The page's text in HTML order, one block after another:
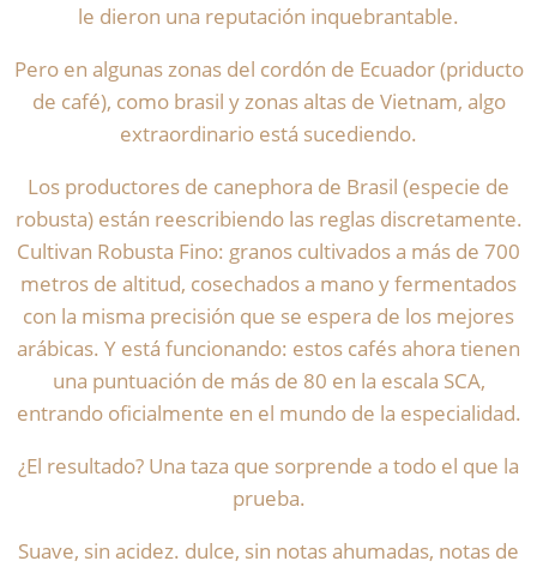
le dieron una reputación inquebrantable.
Pero en algunas zonas del cordón de Ecuador (priducto
de café), como brasil y zonas altas de Vietnam, algo
extraordinario está sucediendo.
Los productores de canephora de Brasil (especie de
robusta) están reescribiendo las reglas discretamente.
Cultivan Robusta Fino: granos cultivados a más de 700
metros de altitud, cosechados a mano y fermentados
con la misma precisión que se espera de los mejores
arábicas. Y está funcionando: estos cafés ahora tienen
una puntuación de más de 80 en la escala SCA,
entrando oficialmente en el mundo de la especialidad.
¿El resultado? Una taza que sorprende a todo el que la
prueba.
Suave, sin acidez. dulce, sin notas ahumadas, notas de